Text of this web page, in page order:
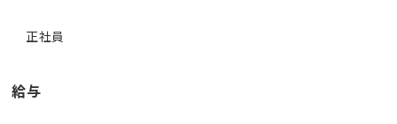
正社員
給与